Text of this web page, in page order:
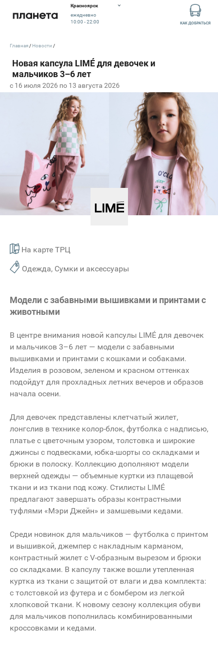
Красноярск
ежедневно
10:00 - 22:00
КАК ДОБРАТЬСЯ
c 16 июля 2026 по 13 августа 2026
На карте ТРЦ
Одежда, Сумки и аксессуары
Главная Новости
Модели с забавными вышивками и принтами с
животными
В центре внимания новой капсулы LIMÉ для девочек
и мальчиков 3–6 лет — модели с забавными
вышивками и принтами с кошками и собаками.
Изделия в розовом, зеленом и красном оттенках
подойдут для прохладных летних вечеров и образов
начала осени.
Для девочек представлены клетчатый жилет,
лонгслив в технике колор-блок, футболка с надписью,
платье с цветочным узором, толстовка и широкие
джинсы с подвесками, юбка-шорты со складками и
брюки в полоску. Коллекцию дополняют модели
верхней одежды — объемные куртки из плащевой
ткани и из ткани под кожу. Стилисты LIMÉ
предлагают завершать образы контрастными
туфлями «Мэри Джейн» и замшевыми кедами.
Среди новинок для мальчиков — футболка с принтом
и вышивкой, джемпер с накладным карманом,
контрастный жилет с V-образным вырезом и брюки
со складками. В капсулу также вошли утепленная
куртка из ткани с защитой от влаги и два комплекта:
с толстовкой из футера и с бомбером из легкой
хлопковой ткани. К новому сезону коллекция обуви
для мальчиков пополнилась комбинированными
кроссовками и кедами.